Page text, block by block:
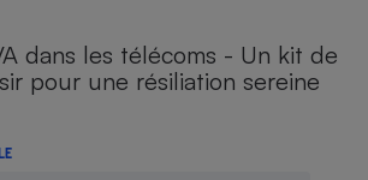
dans les télécoms - Un kit de
pour une résiliation sereine